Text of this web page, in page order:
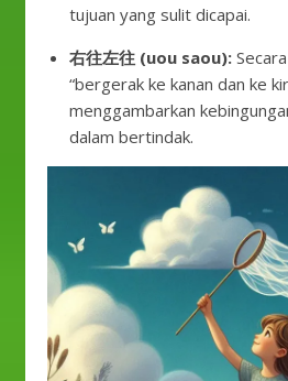
tujuan yang sulit dicapai.
右往左往 (uou saou):
“bergerak ke kanan dan ke
menggambarkan
dalam bertindak.